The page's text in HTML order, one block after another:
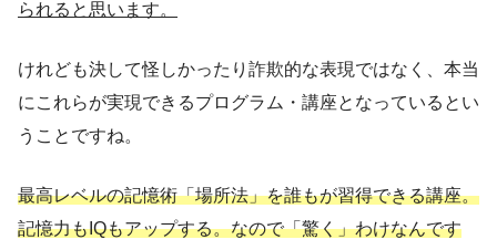
られると思います。
けれども決して怪しかったり詐欺的な表現ではなく、本当
にこれらが実現できるプログラム・講座となっているとい
うことですね。
最高レベルの記憶術「場所法」を誰もが習得できる講座。
記憶力もIQもアップする。なので「驚く」わけなんです